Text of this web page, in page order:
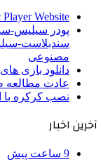
Website
پودر سیلیس-
سندبلاست-
مصنوعی
دانلود بازی
عادت مطالعه
نصب کرکره با
آخرین اخبار
9 ساعت پیش